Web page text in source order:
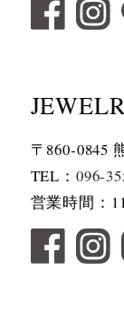
〒860-0845
TEL： 096-
営業時間：